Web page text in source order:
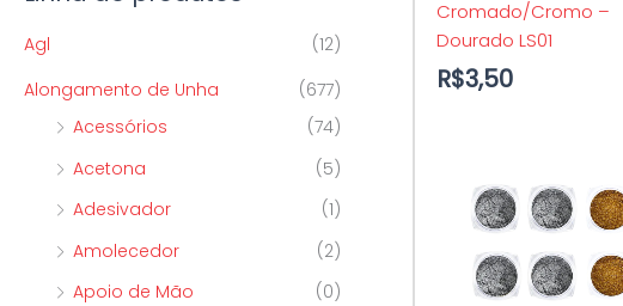
o
r
Agl
(12)
Alongamento de Unha
(677)
Acessórios
(74)
Acetona
(5)
Adesivador
(1)
Amolecedor
(2)
Apoio de Mão
(0)
Cromado/Cromo –
Dourado LS01
R$3,50